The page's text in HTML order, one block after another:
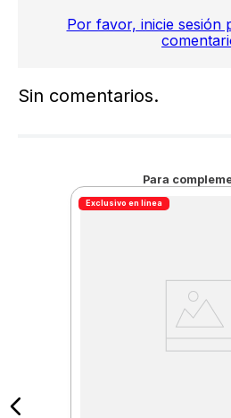
Por favor, inicie sesión
Sin comentarios.
Para
Exclusivo en línea